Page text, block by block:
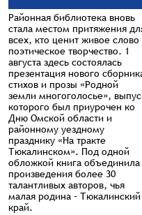
Районная библиотека вновь
стала местом притяжения
всех, кто ценит живое слово
поэтическое творчество. 1
августа здесь состоялась
презентация нового
стихов и прозы «Родной
земли многоголосье»,
которого был приурочен ко
Дню Омской области и
районному уездному
празднику «На тракте
Тюкалинском». Под одной
обложкой книга объединила
произведения более 30
талантливых авторов, чья
малая родина – Тюкалинский
край.